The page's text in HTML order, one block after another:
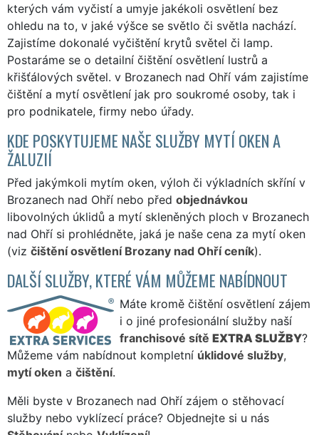
kterých vám vyčistí a umyje jakékoli osvětlení bez
ohledu na to, v jaké výšce se světlo či světla nachází.
Zajistíme dokonalé vyčištění krytů světel či lamp.
Postaráme se o detailní čištění osvětlení lustrů a
křišťálových světel. v Brozanech nad Ohří vám zajistíme
čištění a mytí osvětlení jak pro soukromé osoby, tak i
pro podnikatele, firmy nebo úřady.
KDE POSKYTUJEME NAŠE SLUŽBY MYTÍ OKEN A
ŽALUZIÍ
Před jakýmkoli mytím oken, výloh či výkladních skříní v
Brozanech nad Ohří nebo před objednávkou
libovolných úklidů a mytí skleněných ploch v Brozanech
nad Ohří si prohlédněte, jaká je naše cena za mytí oken
(viz čištění osvětlení Brozany nad Ohří ceník).
DALŠÍ SLUŽBY, KTERÉ VÁM MŮŽEME NABÍDNOUT
Máte kromě čištění osvětlení zájem
i o jiné profesionální služby naší
franchisové sítě EXTRA SLUŽBY?
Můžeme vám nabídnout kompletní úklidové služby,
mytí oken a čištění.
Měli byste v Brozanech nad Ohří zájem o stěhovací
služby nebo vyklízecí práce? Objednejte si u nás